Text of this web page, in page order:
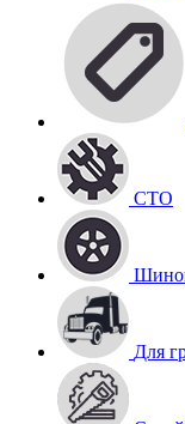
СТО
Для